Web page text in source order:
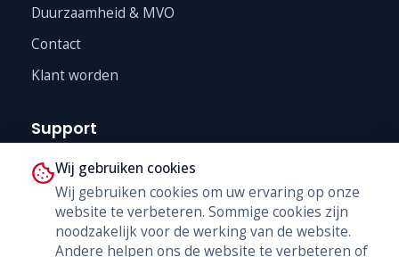
Duurzaamheid & MVO
Contact
Klant worden
Support
Technische Dienst
Trainingen
B2B Shop
Wij gebruiken cookies
Wij gebruiken cookies om uw ervaring op onze
website te verbeteren. Sommige cookies zijn
noodzakelijk voor de werking van de website.
Andere helpen ons de website te verbeteren of